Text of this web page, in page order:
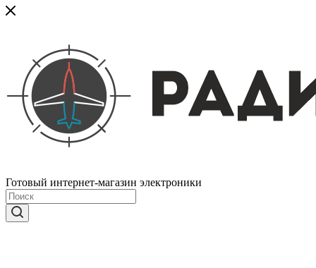
Готовый интернет-магазин электроники